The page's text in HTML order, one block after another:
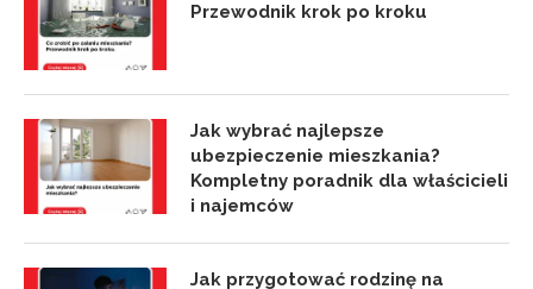
Przewodnik krok po kroku
Jak wybrać najlepsze
ubezpieczenie mieszkania?
Kompletny poradnik dla właścicieli
i najemców
Jak przygotować rodzinę na